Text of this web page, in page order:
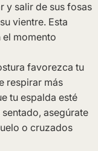
y salir de sus fosas
vientre. Esta
momento
favorezca tu
respirar más
tu espalda esté
asegúrate
o cruzados